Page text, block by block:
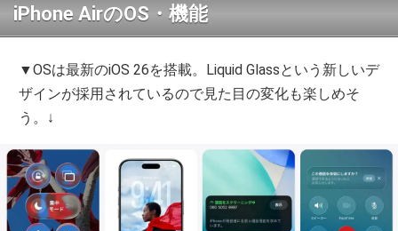
iPhone AirのOS・機能
▼OSは最新のiOS 26を搭載。Liquid Glassという新しいデ
ザインが採用されているので見た目の変化も楽しめそ
う。↓